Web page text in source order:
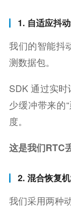
1. 自适应抖
我们的智能抖
测数据包。
SDK 通过实
少缓冲带来的
度。
这是我们RTC
2. 混合恢复
我们采用两种